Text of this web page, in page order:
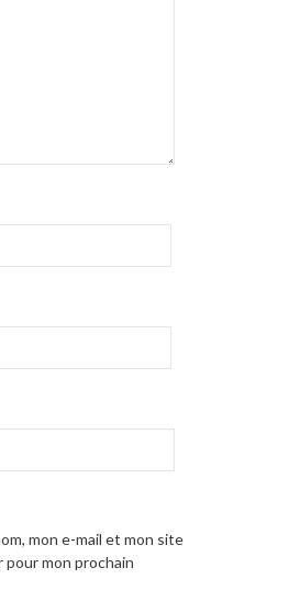
mon e-mail et mon site
pour mon prochain